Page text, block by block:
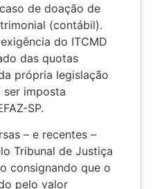
de doação de
(contábil).
do ITCMD
das quotas
própria legislação
ser imposta
SP.
– e recentes –
Tribunal de Justiça
consignando que o
pelo valor